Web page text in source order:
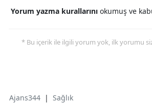
Yorum yazma kurallarını okumuş ve
* Bu içerik ile ilgili yorum yok, ilk yorumu siz
Ajans344 | Sağlık